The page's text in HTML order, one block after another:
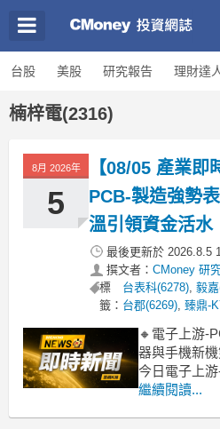
台股 美股 研究報告 理財達
楠梓電(2316)
8月 2026年
5
【08/05 產業
PCB-製造強勢
溫引領資金活水
最後更新於 2026.8.5
撰文者： CMoney 研
標
籤：
台表科(6278),毅
台郡(6269),臻鼎-
🔸電子上游-
器與手機新
今日電子上
類股整體飆升
繼續閱讀...